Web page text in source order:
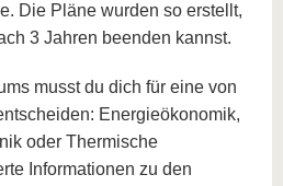
Die Pläne wurden so erstellt,
3 Jahren beenden kannst.
musst du dich für eine von
Energieökonomik,
oder Thermische
Informationen zu den